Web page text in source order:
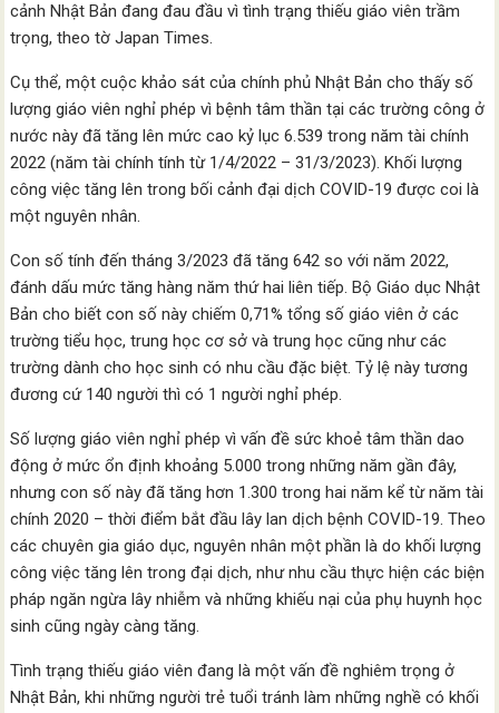
cảnh Nhật Bản đang đau đầu vì tình trạng thiếu giáo viên trầm
trọng, theo tờ Japan Times.
Cụ thể, một cuộc khảo sát của chính phủ Nhật Bản cho thấy số
lượng giáo viên nghỉ phép vì bệnh tâm thần tại các trường công ở
nước này đã tăng lên mức cao kỷ lục 6.539 trong năm tài chính
2022 (năm tài chính tính từ 1/4/2022 – 31/3/2023). Khối lượng
công việc tăng lên trong bối cảnh đại dịch COVID-19 được coi là
một nguyên nhân.
Con số tính đến tháng 3/2023 đã tăng 642 so với năm 2022,
đánh dấu mức tăng hàng năm thứ hai liên tiếp. Bộ Giáo dục Nhật
Bản cho biết con số này chiếm 0,71% tổng số giáo viên ở các
trường tiểu học, trung học cơ sở và trung học cũng như các
trường dành cho học sinh có nhu cầu đặc biệt. Tỷ lệ này tương
đương cứ 140 người thì có 1 người nghỉ phép.
Số lượng giáo viên nghỉ phép vì vấn đề sức khoẻ tâm thần dao
động ở mức ổn định khoảng 5.000 trong những năm gần đây,
nhưng con số này đã tăng hơn 1.300 trong hai năm kể từ năm tài
chính 2020 – thời điểm bắt đầu lây lan dịch bệnh COVID-19. Theo
các chuyên gia giáo dục, nguyên nhân một phần là do khối lượng
công việc tăng lên trong đại dịch, như nhu cầu thực hiện các biện
pháp ngăn ngừa lây nhiễm và những khiếu nại của phụ huynh học
sinh cũng ngày càng tăng.
Tình trạng thiếu giáo viên đang là một vấn đề nghiêm trọng ở
Nhật Bản, khi những người trẻ tuổi tránh làm những nghề có khối